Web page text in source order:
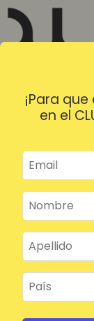
¡Para
en el